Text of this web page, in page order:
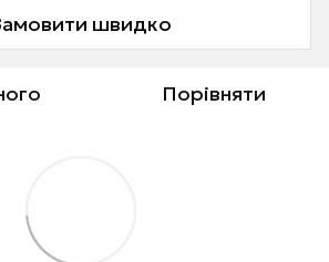
швидко
Порівняти